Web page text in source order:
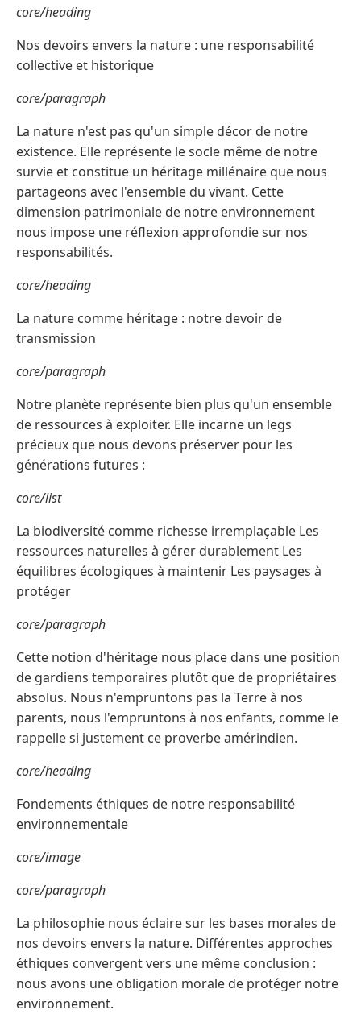
core/heading
Nos devoirs envers la nature : une responsabilité
collective et historique
core/paragraph
La nature n'est pas qu'un simple décor de notre
existence. Elle représente le socle même de notre
survie et constitue un héritage millénaire que nous
partageons avec l'ensemble du vivant. Cette
dimension patrimoniale de notre environnement
nous impose une réflexion approfondie sur nos
responsabilités.
core/heading
La nature comme héritage : notre devoir de
transmission
core/paragraph
Notre planète représente bien plus qu'un ensemble
de ressources à exploiter. Elle incarne un legs
précieux que nous devons préserver pour les
générations futures :
core/list
La biodiversité comme richesse irremplaçable Les
ressources naturelles à gérer durablement Les
équilibres écologiques à maintenir Les paysages à
protéger
core/paragraph
Cette notion d'héritage nous place dans une position
de gardiens temporaires plutôt que de propriétaires
absolus. Nous n'empruntons pas la Terre à nos
parents, nous l'empruntons à nos enfants, comme le
rappelle si justement ce proverbe amérindien.
core/heading
Fondements éthiques de notre responsabilité
environnementale
core/image
core/paragraph
La philosophie nous éclaire sur les bases morales de
nos devoirs envers la nature. Différentes approches
éthiques convergent vers une même conclusion :
nous avons une obligation morale de protéger notre
environnement.